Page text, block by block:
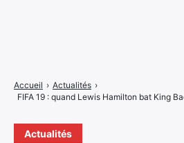
Actualités
Accueil › Actualités ›
FIFA 19 : quand Lewis Hamilton bat King